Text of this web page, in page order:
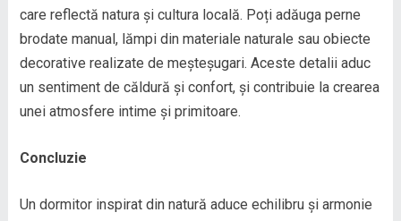
care reflectă natura și cultura locală. Poți adăuga perne
brodate manual, lămpi din materiale naturale sau obiecte
decorative realizate de meșteșugari. Aceste detalii aduc
un sentiment de căldură și confort, și contribuie la crearea
unei atmosfere intime și primitoare.
Concluzie
Un dormitor inspirat din natură aduce echilibru și armonie